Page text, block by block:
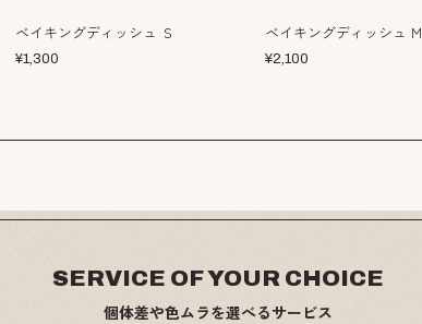
ベイキングディッシュ Ｓ
¥1,300
ベイキングディッシュ Ｍ
¥2,100
SERVICE OF YOUR CHOICE
個体差や色ムラを選べるサービス